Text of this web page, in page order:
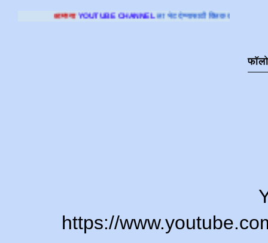
YOUTUBE CHANNELला भेट देण्यासाठी क्लिक करा.
https://